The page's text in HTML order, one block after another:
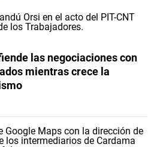
las negociaciones con
mientras crece la